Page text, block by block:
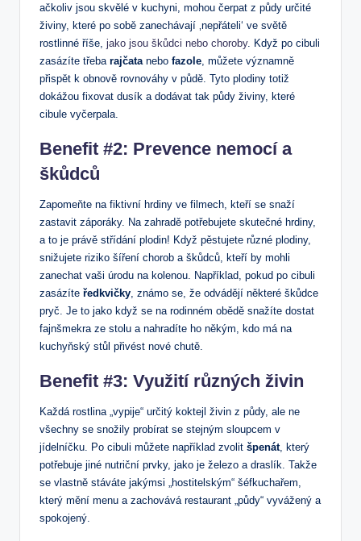
ačkoliv jsou skvělé v kuchyni, mohou čerpat z půdy určité
živiny, které po sobě zanechávají ‚nepřáteli‘ ve světě
rostlinné říše, jako jsou škůdci nebo choroby. Když po cibuli
zasázíte třeba rajčata nebo fazole , můžete významně
přispět k obnově rovnováhy v půdě. Tyto plodiny totiž
dokážou fixovat dusík a dodávat tak půdy živiny, které
cibule vyčerpala.
Benefit #2: Prevence nemocí a
škůdců
Zapomeňte na fiktivní hrdiny ve filmech, kteří se snaží
zastavit záporáky. Na zahradě potřebujete skutečné hrdiny,
a to je právě střídání plodin! Když pěstujete různé plodiny,
snižujete riziko šíření chorob a škůdců, kteří by mohli
zanechat vaši úrodu na kolenou. Například, pokud po cibuli
zasázíte ředkvičky , známo se, že odvádějí některé škůdce
pryč. Je to jako když se na rodinném obědě snažíte dostat
fajnšmekra ze stolu a nahradíte ho někým, kdo má na
kuchyňský stůl přivést nové chutě.
Benefit #3: Využití různých živin
Každá rostlina „vypije“ určitý koktejl živin z půdy, ale ne
všechny se snožily probírat se stejným sloupcem v
jídelníčku. Po cibuli můžete například zvolit špenát, který
potřebuje jiné nutriční prvky, jako je železo a draslík. Takže
se vlastně stáváte jakýmsi „hostitelským“ šéfkuchařem,
který mění menu a zachovává restaurant „půdy“ vyvážený a
spokojený.